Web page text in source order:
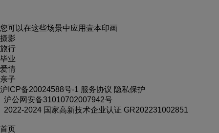
您可以在这些场景中应用壹本印画
摄影
旅行
毕业
爱情
亲子
沪ICP备20024588号-1 服务协议 隐私保护
沪公网安备31010702007942号
2022-2024 国家高新技术企业认证 GR202231002851
首页